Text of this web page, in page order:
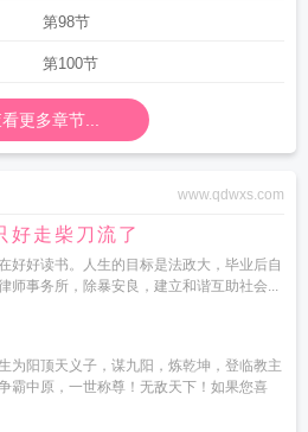
第98节
第100节
更多章节...
www.qdwxs.com
好走柴刀流了
好好读书。人生的目标是法政大，毕业后自
师事务所，除暴安良，建立和谐互助社会...
为阳顶天义子，谋九阳，炼乾坤，登临教主
霸中原，一世称尊！无敌天下！如果您喜